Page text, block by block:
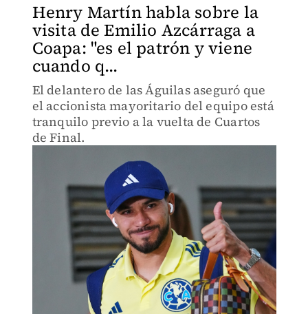
Henry Martín habla sobre la
visita de Emilio Azcárraga a
Coapa: "es el patrón y viene
cuando q...
El delantero de las Águilas aseguró que
el accionista mayoritario del equipo está
tranquilo previo a la vuelta de Cuartos
de Final.